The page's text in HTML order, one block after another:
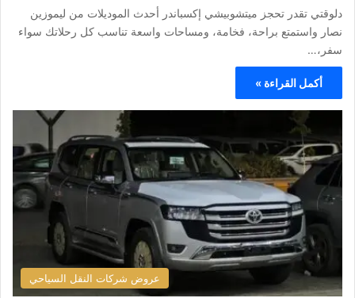
دلوقتي تقدر تحجز ميتشوبيشي إكسباندر أحدث الموديلات من ليموزين
نصار واستمتع براحة، فخامة، ومساحات واسعة تناسب كل رحلاتك سواء
سفر،…
أكمل القراءة »
عروض شركات النقل السياحي